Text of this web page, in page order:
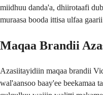
miidhuu danda'a, dhiirotaafi
muraasa booda ittisa ulfaa
Maqaa Brandii
Azasiitayidiin maqaa brandii
wal'aansoo baay'ee beekamaa